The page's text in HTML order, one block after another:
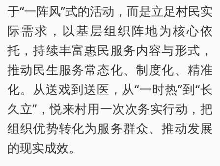
于“一阵风”式的活动，而是立足村民实
际需求，以基层组织阵地为核心依
托，持续丰富惠民服务内容与形式，
推动民生服务常态化、制度化、精准
化。从送戏到送医，从“一时热”到“长
久立”，悦来村用一次次务实行动，把
组织优势转化为服务群众、推动发展
的现实成效。